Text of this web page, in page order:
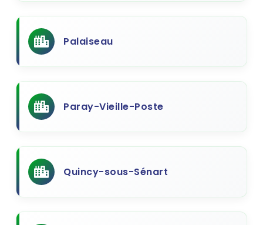
Palaiseau
Paray-Vieille-Poste
Quincy-sous-Sénart